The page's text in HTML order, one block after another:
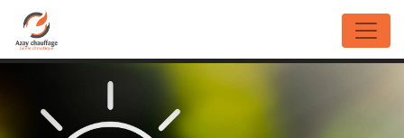
Panneau de gestion des cookies